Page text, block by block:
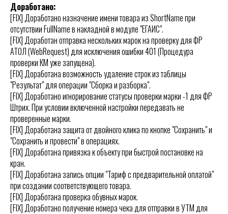
Доработано:
[FIX] Доработано назначение имени товара из ShortName при
отсутствии FullName в накладной в модуле "ЕГАИС".
[FIX] Доработан отправка нескольких марок на проверку для ФР
АТОЛ (WebRequest) для исключения ошибки 401 (Процедура
проверки КМ уже запущена).
[FIX] Доработана возможность удаление строк из таблицы
"Результат" для операции "Сборка и разборка".
[FIX] Доработано игнорирование статусы проверки марки -1 для ФР
Штрих. При условии включенной настройки передавать не
проверенные марки.
[FIX] Доработана защита от двойного клика по кнопке "Сохранить" и
"Сохранить и провести" в операциях.
[FIX] Доработана привязка к объекту при быстрой постановке на
кран.
[FIX] Доработана запись опции "Тариф с предварительной оплатой"
при создании соответствующего товара.
[FIX] Доработана проверка обувных марок.
[FIX] Доработано получение номера чека для отправки в УТМ для